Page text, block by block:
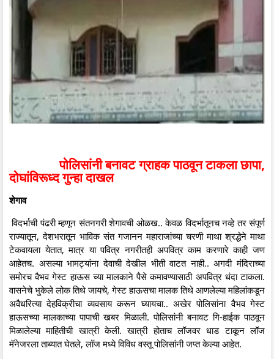
पोलिसांनी बनावट ग्राहक पाठवून टाकला छापा,
दोघांविरूध्द गुन्हा दाखल
शेगाव
विदर्भाची पंढरी म्हणून संतनगरी शेगावची ओळख.. केवळ विदर्भातूनच नव्हे तर संपूर्ण
राज्यातून, देशभरातून भाविक संत गजानन महाराजांच्या चरणी माथा श्रद्धेने माथा
टेकवायला येतात, मात्र या पवित्र नगरीतही अपवित्र काम करणारे काही जण
आहेतच. असल्या भामट्यांना देवाची देखील भीती वाटत नाही.. अगदी मंदिराच्या
समोरच वैभव गेस्ट हाऊस च्या मालकाने पैसे कमावण्यासाठी अपवित्र धंदा टाकला.
वासनेचे भुकेले लोक तिथे जायचे, गेस्ट हाऊसचा मालक तिथे आणलेल्या महिलांकडून
अवैधरित्या देहविक्रीचा व्यवसाय करून घ्यायचा.. अखेर पोलिसांना वैभव गेस्ट
हाऊसच्या मालकाच्या पापाची खबर मिळाली. पोलिसांनी बनावट गि-हाईक पाठवून
मिळालेल्या माहितीची खात्री केली. खात्री होताच लॉजवर धाड टाकून लॉज
मॅनेजरला ताब्यात घेतले, लॉज मध्ये विविध वस्तू पोलिसांनी जप्त केल्या आहेत.